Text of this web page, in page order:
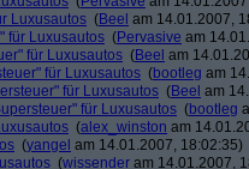
Luxusautos (Beel am 14.01.2007,
für Luxusautos (Pervasive am
für Luxusautos (Beel am
für Luxusautos (bootleg am
für Luxusautos (Beel am
für Luxusautos (bootleg
(alex_winston am
(yangel am 14.01.2007, 18:02:35)
(wissender am 14.01.2007,